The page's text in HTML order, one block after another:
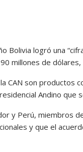
Bolivia logró una
millones de
CAN son productos
Andino que
y Perú, miembros
y que el